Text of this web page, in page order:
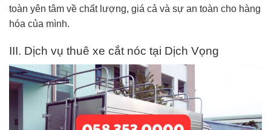
toàn yên tâm về chất lượng, giá cả và sự an toàn cho hàng
hóa của mình.
III. Dịch vụ thuê xe cắt nóc tại Dịch Vọng